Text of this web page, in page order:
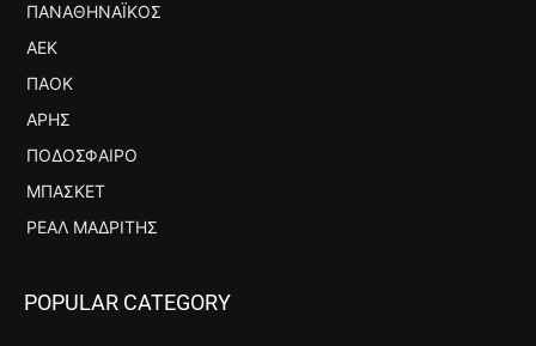
ΠΑΝΑΘΗΝΑΪΚΌΣ
ΑΕΚ
ΠΑΟΚ
ΆΡΗΣ
ΠΟΔΌΣΦΑΙΡΟ
ΜΠΆΣΚΕΤ
ΡΕΆΛ ΜΑΔΡΊΤΗΣ
POPULAR CATEGORY